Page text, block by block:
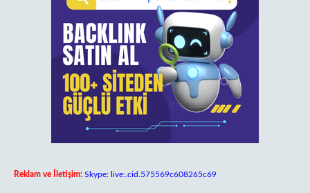
Reklam ve İletişim: Skype: live:.cid.575569c608265c69